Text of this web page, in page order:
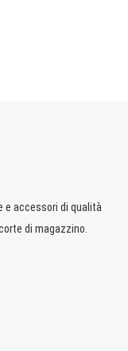
e accessori di qualità
di magazzino.